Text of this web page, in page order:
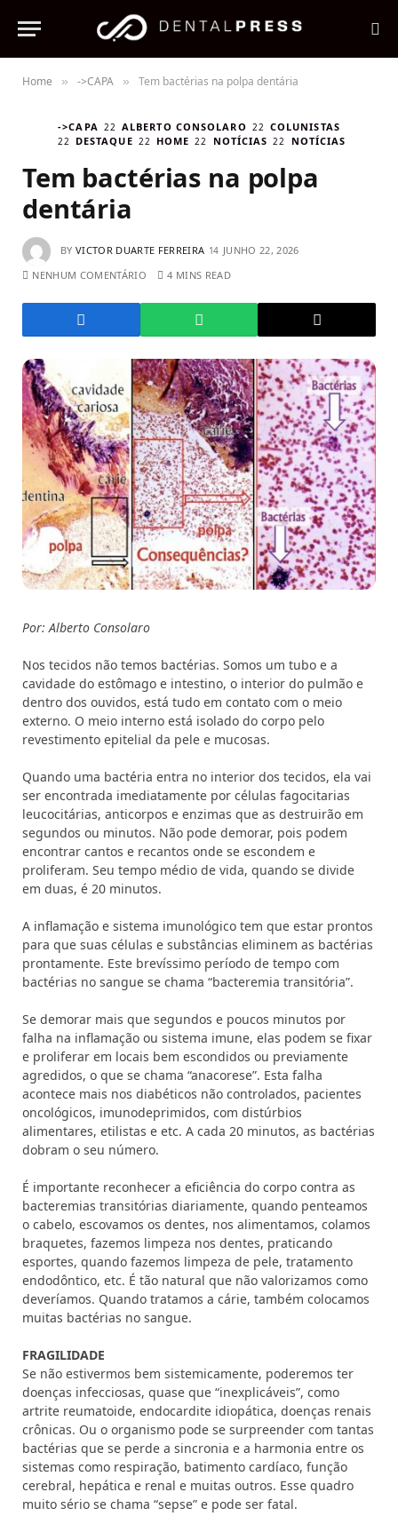
Home » ->CAPA » Tem bactérias na polpa dentária
->CAPA ALBERTO CONSOLARO
COLUNISTAS
DESTAQUE
HOME NOTÍCIAS NOTÍCIAS
Tem bactérias na polpa
dentária
BY VICTOR DUARTE FERREIRA
JUNHO 22, 2026
NENHUM COMENTÁRIO
4 MINS READ
Por: Alberto Consolaro
Nos tecidos não temos bactérias. Somos um tubo e a
cavidade do estômago e intestino, o interior do pulmão e
dentro dos ouvidos, está tudo em contato com o meio
externo. O meio interno está isolado do corpo pelo
revestimento epitelial da pele e mucosas.
Quando uma bactéria entra no interior dos tecidos, ela vai
ser encontrada imediatamente por células fagocitarias
leucocitárias, anticorpos e enzimas que as destruirão em
segundos ou minutos. Não pode demorar, pois podem
encontrar cantos e recantos onde se escondem e
proliferam. Seu tempo médio de vida, quando se divide
em duas, é 20 minutos.
A inflamação e sistema imunológico tem que estar prontos
para que suas células e substâncias eliminem as bactérias
prontamente. Este brevíssimo período de tempo com
bactérias no sangue se chama “bacteremia transitória”.
Se demorar mais que segundos e poucos minutos por
falha na inflamação ou sistema imune, elas podem se fixar
e proliferar em locais bem escondidos ou previamente
agredidos, o que se chama “anacorese”. Esta falha
acontece mais nos diabéticos não controlados, pacientes
oncológicos, imunodeprimidos, com distúrbios
alimentares, etilistas e etc. A cada 20 minutos, as bactérias
dobram o seu número.
É importante reconhecer a eficiência do corpo contra as
bacteremias transitórias diariamente, quando penteamos
o cabelo, escovamos os dentes, nos alimentamos, colamos
braquetes, fazemos limpeza nos dentes, praticando
esportes, quando fazemos limpeza de pele, tratamento
endodôntico, etc. É tão natural que não valorizamos como
deveríamos. Quando tratamos a cárie, também colocamos
muitas bactérias no sangue.
FRAGILIDADE
Se não estivermos bem sistemicamente, poderemos ter
doenças infecciosas, quase que “inexplicáveis”, como
artrite reumatoide, endocardite idiopática, doenças renais
crônicas. Ou o organismo pode se surpreender com tantas
bactérias que se perde a sincronia e a harmonia entre os
sistemas como respiração, batimento cardíaco, função
cerebral, hepática e renal e muitas outros. Esse quadro
muito sério se chama “sepse” e pode ser fatal.